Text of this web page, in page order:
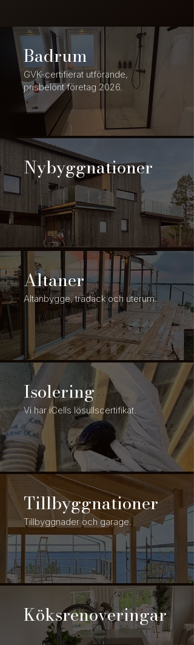
Badrum
GVK-certifierat utförande,
prisbelönt företag 2026.
Nybyggnationer
Altaner
Altanbygge, trädäck och uterum.
Isolering
Vi har iCells lösullscertifikat.
Tillbyggnationer
Tillbyggnader och garage.
Köksrenoveringar